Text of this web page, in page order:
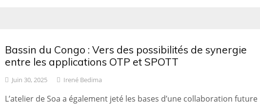
Bassin du Congo : Vers des possibilités de synergie
entre les applications OTP et SPOTT
Juin 30, 2025 Irené Bedima
L’atelier de Soa a également jeté les bases d’une collaboration future